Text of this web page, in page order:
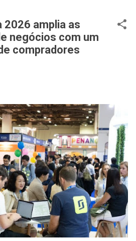
2026 amplia as
negócios com um
compradores